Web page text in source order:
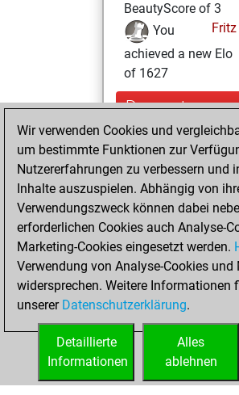
BeautyScore of 3
Fritz
You
achieved a new Elo
of 1627
Donnerstag,
Dezember 30,
2021
against Fritz
Fritz
Dienstag,
Dezember 28,
2021
You created
your Fritz account
Wir verwenden Cookies und
um bestimmte Funktionen zur
Nutzererfahrungen zu verbessern und
Inhalte auszuspielen. Abhängig von
Verwendungszweck können dabei
erforderlichen Cookies auch Analyse-
Marketing-Cookies eingesetzt werden.
Verwendung von Analyse-Cookies und
widersprechen. Weitere Informationen
unserer Datenschutzerklärung.
Alles
ablehnen
Detaillierte
Informationen